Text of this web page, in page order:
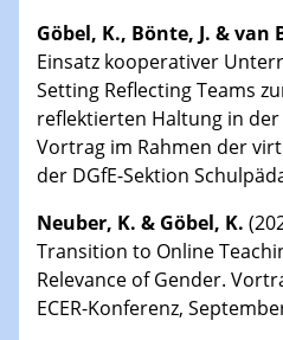
Göbel, K., Bönte, J. & van
Einsatz kooperativer
Setting Reflecting Teams
reflektierten Haltung in
Vortrag im Rahmen der
der DGfE-Sektion
Neuber, K. & Göbel, K.
Transition to Online
Relevance of Gender.
ECER-Konferenz,